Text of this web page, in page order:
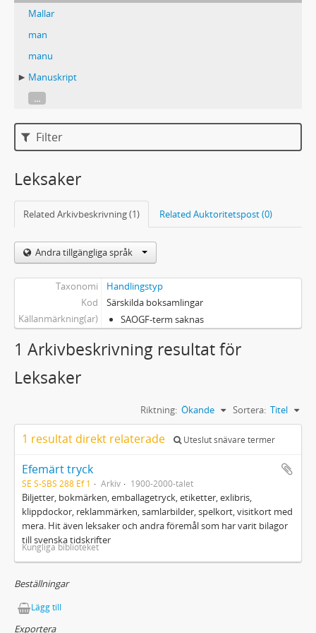
Mallar
man
manu
Manuskript
...
Filter
Leksaker
Related Arkivbeskrivning (1) Related Auktoritetspost (0)
Andra tillgängliga språk
Taxonomi
Handlingstyp
Kod
Särskilda boksamlingar
Källanmärkning(ar)
SAOGF-term saknas
1 Arkivbeskrivning resultat för
Leksaker
Sortera: Titel
Riktning: Ökande
1 resultat direkt relaterade Uteslut snävare termer
Efemärt tryck
SE S-SBS 288 Ef 1 Arkiv 1900-2000-talet
Biljetter, bokmärken, emballagetryck, etiketter, exlibris,
klippdockor, reklammärken, samlarbilder, spelkort, visitkort med
mera. Hit även leksaker och andra föremål som har varit bilagor
till svenska tidskrifter
Kungliga biblioteket
Beställningar
Lägg till
Exportera